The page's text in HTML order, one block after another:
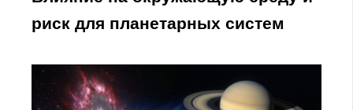
риск для планетарных систем